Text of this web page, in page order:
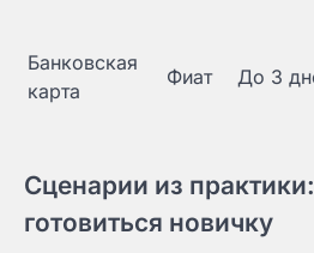
Банковская
карта
Фиат До 3
Сценарии из
готовиться новичку